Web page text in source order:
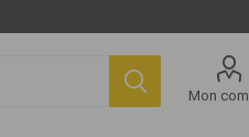
Mon